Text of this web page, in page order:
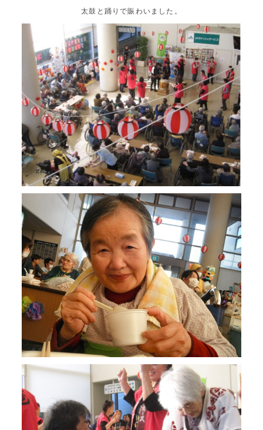
太鼓と踊りで賑わいました。